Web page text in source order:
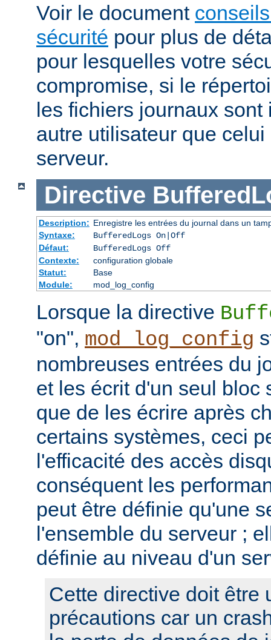
Voir le document
sécurité pour plus de
pour lesquelles votre
compromise, si le
les fichiers journaux
autre utilisateur que
serveur.
Directive
Description: Enregistre les entrées du journal dans un
Syntaxe:
BufferedLogs On|Off
Défaut:
BufferedLogs Off
Contexte:
configuration globale
Statut:
Base
Module:
mod_log_config
Lorsque la directive
"on", mod_log_config
nombreuses entrées du
et les écrit d'un seul bloc
que de les écrire après
certains systèmes, ceci
l'efficacité des accès
conséquent les
peut être définie qu'une
l'ensemble du serveur ;
définie au niveau d'un
Cette directive doit être
précautions car un